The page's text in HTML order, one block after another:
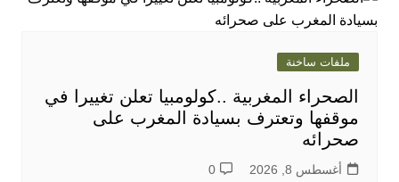
ملفات ساخنة
الصحراء المغربية ..كولومبيا تعلن تغييرا في
موقفها وتعترف بسيادة المغرب على
صحرائه
أغسطس 8, 2026 0